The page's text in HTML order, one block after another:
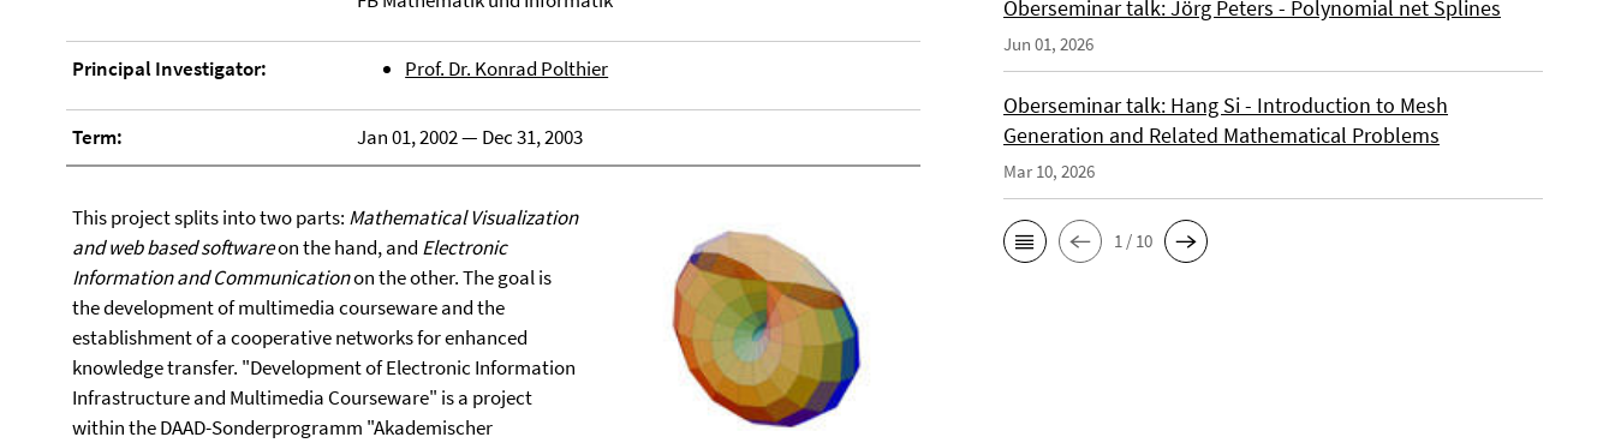
Principal Investigator: Prof. Dr. Konrad Polthier
Term: Jan 01, 2002 — Dec 31, 2003
This project splits into two parts: Mathematical Visualization
and web based softwareon the hand, and Electronic
Information and Communicationon the other. The goal is
the development of multimedia courseware and the
establishment of a cooperative networks for enhanced
knowledge transfer. "Development of Electronic Information
Infrastructure and Multimedia Courseware" is a project
within the DAAD-Sonderprogramm "Akademischer
Oberseminar talk: Jörg Peters - Polynomial net Splines
Jun 01, 2026
Oberseminar talk: Hang Si - Introduction to Mesh
Generation and Related Mathematical Problems
Mar 10, 2026
1 / 10